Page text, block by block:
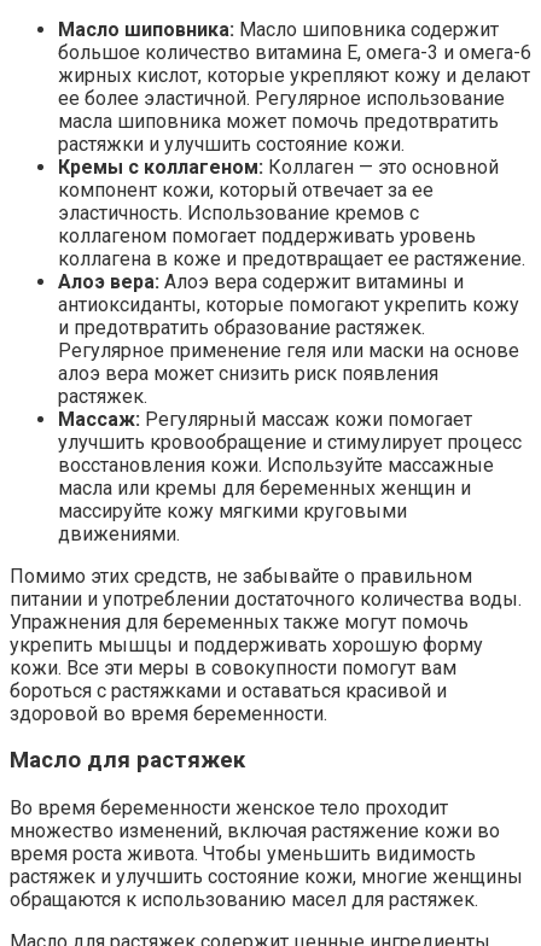
Масло шиповника: Масло шиповника содержит
большое количество витамина Е, омега-3 и омега-6
жирных кислот, которые укрепляют кожу и делают
ее более эластичной. Регулярное использование
масла шиповника может помочь предотвратить
растяжки и улучшить состояние кожи.
Кремы с коллагеном: Коллаген — это основной
компонент кожи, который отвечает за ее
эластичность. Использование кремов с
коллагеном помогает поддерживать уровень
коллагена в коже и предотвращает ее растяжение.
Алоэ вера: Алоэ вера содержит витамины и
антиоксиданты, которые помогают укрепить кожу
и предотвратить образование растяжек.
Регулярное применение геля или маски на основе
алоэ вера может снизить риск появления
растяжек.
Массаж: Регулярный массаж кожи помогает
улучшить кровообращение и стимулирует процесс
восстановления кожи. Используйте массажные
масла или кремы для беременных женщин и
массируйте кожу мягкими круговыми
движениями.
Помимо этих средств, не забывайте о правильном
питании и употреблении достаточного количества воды.
Упражнения для беременных также могут помочь
укрепить мышцы и поддерживать хорошую форму
кожи. Все эти меры в совокупности помогут вам
бороться с растяжками и оставаться красивой и
здоровой во время беременности.
Масло для растяжек
Во время беременности женское тело проходит
множество изменений, включая растяжение кожи во
время роста живота. Чтобы уменьшить видимость
растяжек и улучшить состояние кожи, многие женщины
обращаются к использованию масел для растяжек.